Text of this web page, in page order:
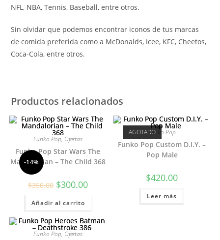
NFL, NBA, Tennis, Baseball, entre otros.
Sin olvidar que podemos encontrar iconos de tus marcas
de comida preferida como a McDonalds, Icee, KFC, Cheetos,
Coca-Cola, entre otros.
Productos relacionados
-14%
Funko Pop, Ofertas
Funko Pop Star Wars The
Mandalorian – The Child 368
$350.00 El
precio
original
era:
$350.00.
$300.00El
actual
$300.00.
Añadir al carrito
AGOTADOFunko Pop
Funko Pop Custom D.I.Y. –
Pop Male
$420.00
Leer más
Funko Pop, Ofertas